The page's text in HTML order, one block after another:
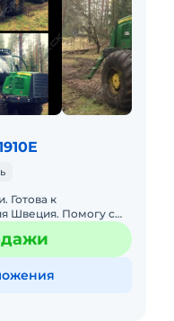
Готова к
Швеция. Помогу с
требует вложений.